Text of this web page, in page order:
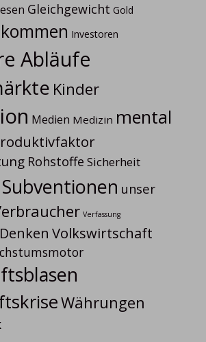
Gleichgewicht Gold
Investoren
Abläufe
Kinder
Medien Medizin mental
Rohstoffe Sicherheit
Subventionen unser
Verfassung
Volkswirtschaft
Währungen